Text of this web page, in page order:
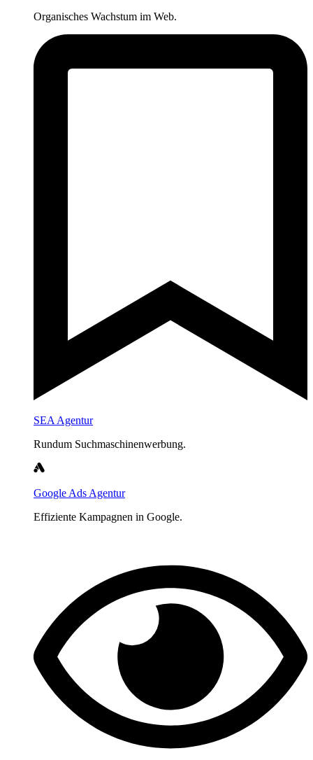
Organisches Wachstum im Web.
SEA Agentur
Rundum Suchmaschinenwerbung.
Google Ads Agentur
Effiziente Kampagnen in Google.